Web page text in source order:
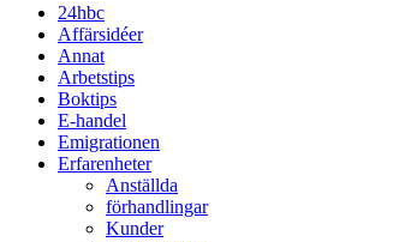
24hbc
Affärsidéer
Annat
Arbetstips
Boktips
E-handel
Emigrationen
Erfarenheter
Anställda
förhandlingar
Kunder